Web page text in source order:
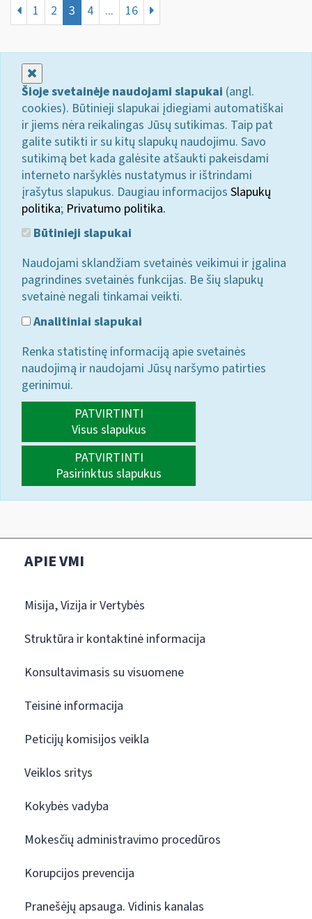
1 2 3 4 ... 16
Šioje svetainėje naudojami slapukai (angl.
cookies). Būtinieji slapukai įdiegiami automatiškai
ir jiems nėra reikalingas Jūsų sutikimas. Taip pat
galite sutikti ir su kitų slapukų naudojimu. Savo
sutikimą bet kada galėsite atšaukti pakeisdami
interneto naršyklės nustatymus ir ištrindami
įrašytus slapukus. Daugiau informacijos Slapukų
politika; Privatumo politika.
Būtinieji slapukai
Naudojami sklandžiam svetainės veikimui ir įgalina
pagrindines svetainės funkcijas. Be šių slapukų
svetainė negali tinkamai veikti.
Analitiniai slapukai
Renka statistinę informaciją apie svetainės
naudojimą ir naudojami Jūsų naršymo patirties
gerinimui.
PATVIRTINTI
Visus slapukus
PATVIRTINTI
Pasirinktus slapukus
APIE VMI
Misija, Vizija ir Vertybės
Struktūra ir kontaktinė informacija
Konsultavimasis su visuomene
Teisinė informacija
Peticijų komisijos veikla
Veiklos sritys
Kokybės vadyba
Mokesčių administravimo procedūros
Korupcijos prevencija
Pranešėjų apsauga. Vidinis kanalas